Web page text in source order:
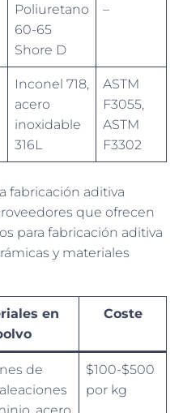
Poliuretano
60-65
Shore D
–
Inconel 718,
acero
inoxidable
316L
ASTM
F3055,
ASTM
F3302
fabricación aditiva
que ofrecen
para fabricación aditiva
y materiales
en
Coste
de
$100-$500
por kg